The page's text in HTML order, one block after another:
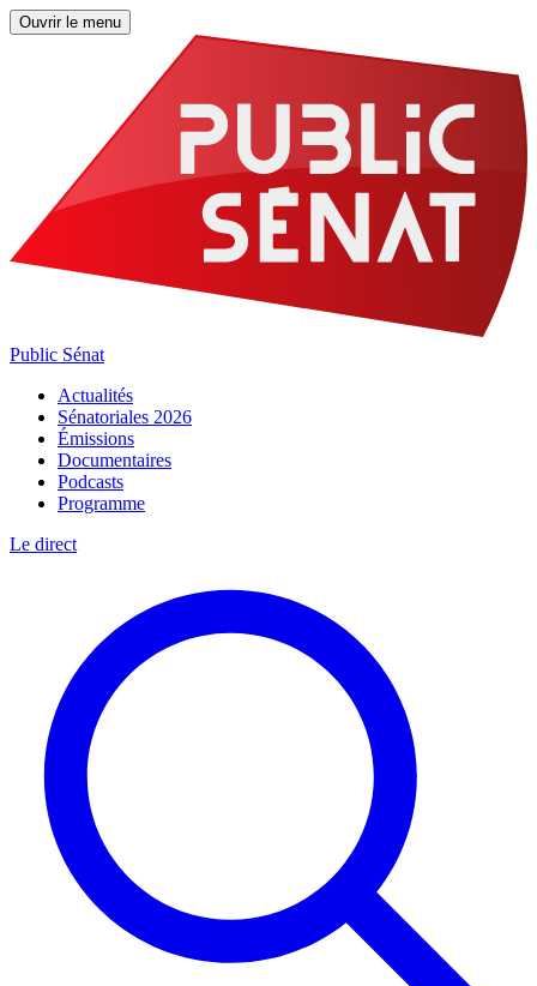
Ouvrir le menu
Public Sénat
Actualités
Sénatoriales 2026
Émissions
Documentaires
Podcasts
Programme
Le direct